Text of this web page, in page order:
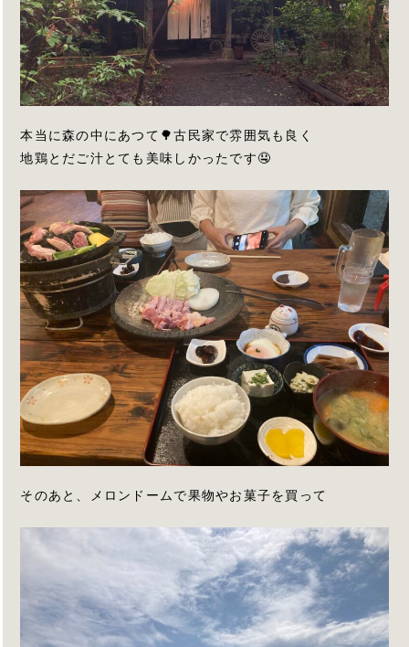
本当に森の中にあつて🌳古民家で雰囲気も良く
地鶏とだご汁とても美味しかったです🤤
そのあと、メロンドームで果物やお菓子を買って